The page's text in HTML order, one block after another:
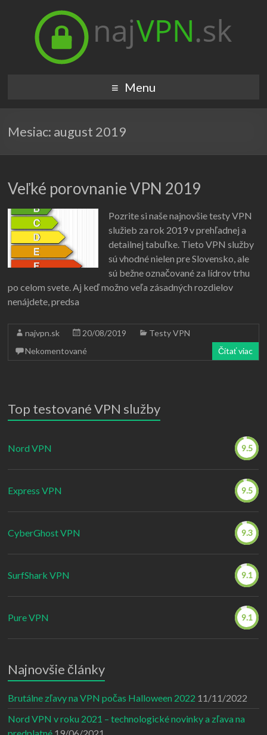
Menu
Mesiac: august 2019
Veľké porovnanie VPN 2019
Pozrite si naše najnovšie testy VPN
služieb za rok 2019 v prehľadnej a
detailnej tabuľke. Tieto VPN služby
sú vhodné nielen pre Slovensko, ale
sú bežne označované za lídrov trhu
po celom svete. Aj keď možno veľa zásadných rozdielov
nenájdete, predsa
najvpn.sk 20/08/2019
Testy VPN
Nekomentované
Čítať viac
Top testované VPN služby
Nord VPN 9.5
Express VPN 9.5
CyberGhost VPN 9.3
SurfShark VPN 9.1
Pure VPN 9.1
Najnovšie články
Brutálne zľavy na VPN počas Halloween 2022 11/11/2022
Nord VPN v roku 2021 – technologické novinky a zľava na